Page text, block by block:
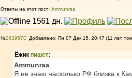
Ответы на этот пост: Ammunraa
№263957 Добавлено: Пн 07 Дек 15, 20:47 (11 лет
Ёжик пишет:
Ammunraa
Я не знаю насколько РФ близка к